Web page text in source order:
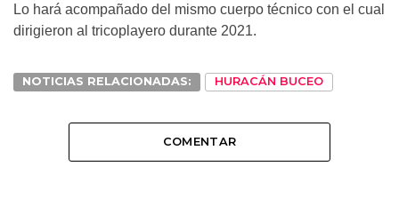
Lo hará acompañado del mismo cuerpo técnico con el cual
dirigieron al tricoplayero durante 2021.
NOTICIAS RELACIONADAS: HURACÁN BUCEO
COMENTAR